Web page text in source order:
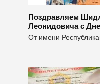
Поздравляем
Леонидовича с
От имени